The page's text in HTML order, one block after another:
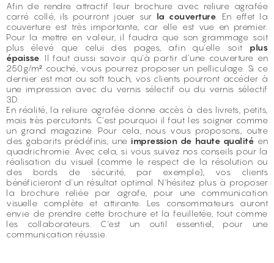
Afin de rendre attractif leur brochure avec reliure agrafée
carré collé, ils pourront jouer sur la couverture . En effet la
couverture est très importante, car elle est vue en premier.
Pour la mettre en valeur, il faudra que son grammage soit
plus élevé que celui des pages, afin qu'elle soit plus
épaisse . Il faut aussi savoir qu'à partir d'une couverture en
250g/m² couché, vous pourrez proposer un pelliculage. Si ce
dernier est mat ou soft touch, vos clients pourront accéder à
une impression avec du vernis sélectif ou du vernis sélectif
3D.
En réalité, la reliure agrafée donne accès à des livrets, petits,
mais très percutants. C'est pourquoi il faut les soigner comme
un grand magazine. Pour cela, nous vous proposons, outre
des gabarits prédéfinis, une impression de haute qualité en
quadrichromie. Avec cela, si vous suivez nos conseils pour la
réalisation du visuel (comme le respect de la résolution ou
des bords de sécurité, par exemple), vos clients
bénéficieront d'un résultat optimal. N'hésitez plus à proposer
la brochure reliée par agrafe, pour une communication
visuelle complète et attirante. Les consommateurs auront
envie de prendre cette brochure et la feuilletée, tout comme
les collaborateurs. C'est un outil essentiel, pour une
communication réussie.